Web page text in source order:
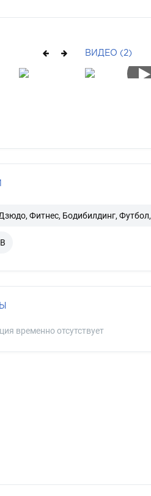
ВИДЕО (2)
Фитнес, Бодибилдинг,
B
временно отсутствует